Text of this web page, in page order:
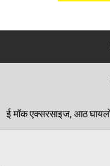
किया गया रेस्क्यू